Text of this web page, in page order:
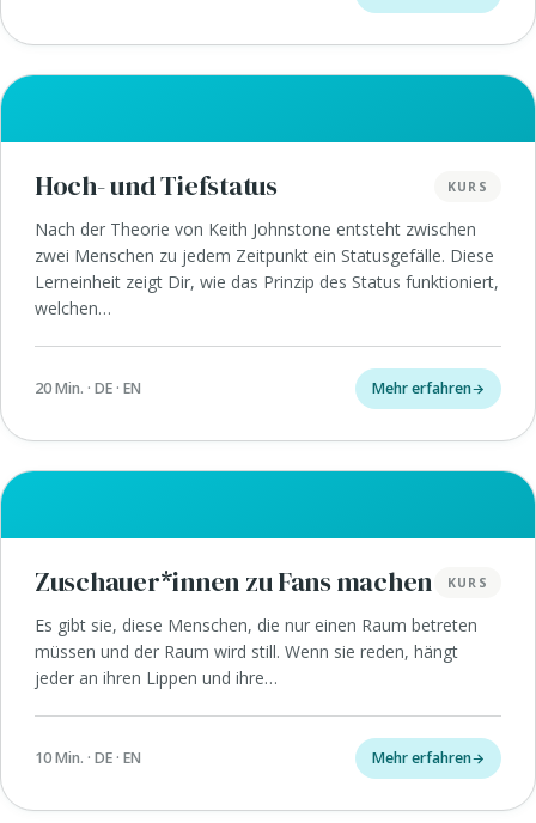
Hoch- und Tiefstatus KURS
Nach der Theorie von Keith Johnstone entsteht zwischen
zwei Menschen zu jedem Zeitpunkt ein Statusgefälle. Diese
Lerneinheit zeigt Dir, wie das Prinzip des Status funktioniert,
welchen…
20 Min. · DE · EN Mehr erfahren
Zuschauer*innen zu Fans machen KURS
Es gibt sie, diese Menschen, die nur einen Raum betreten
müssen und der Raum wird still. Wenn sie reden, hängt
jeder an ihren Lippen und ihre…
10 Min. · DE · EN Mehr erfahren